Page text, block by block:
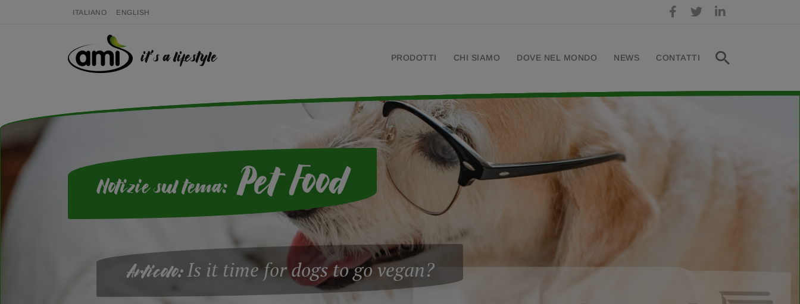
ITALIANO ENGLISH
it's a lifestyle PRODOTTI CHI SIAMO DOVE NEL MONDO NEWS CONTATTI
Notizie sul tema: Pet Food
Articolo: Is it time for dogs to go vegan?